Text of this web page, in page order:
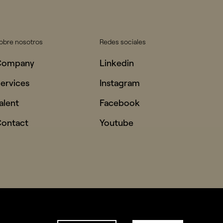
nosotros Redes sociales
Linkedin
Instagram
Facebook
Youtube